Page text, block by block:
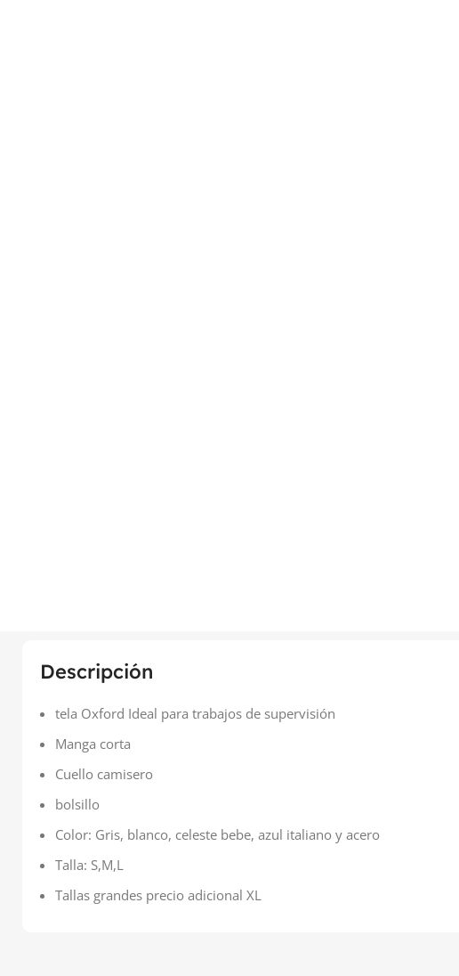
Descripción
tela Oxford Ideal para trabajos de supervisión
Manga corta
Cuello camisero
bolsillo
Color: Gris, blanco, celeste bebe, azul italiano y acero
Talla: S,M,L
Tallas grandes precio adicional XL